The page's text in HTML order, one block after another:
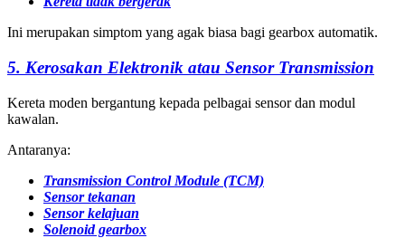
Ini merupakan simptom yang agak biasa bagi gearbox automatik.
5. Kerosakan Elektronik atau Sensor Transmission
Kereta moden bergantung kepada pelbagai sensor dan modul
kawalan.
Antaranya:
Transmission Control Module (TCM)
Sensor tekanan
Sensor kelajuan
Solenoid gearbox